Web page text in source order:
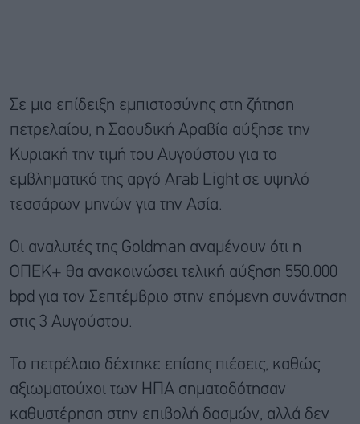
Σε μια επίδειξη εμπιστοσύνης στη ζήτηση
πετρελαίου, η Σαουδική Αραβία αύξησε την
Κυριακή την τιμή του Αυγούστου για το
εμβληματικό της αργό Arab Light σε υψηλό
τεσσάρων μηνών για την Ασία.
Οι αναλυτές της Goldman αναμένουν ότι η
ΟΠΕΚ+ θα ανακοινώσει τελική αύξηση 550.000
bpd για τον Σεπτέμβριο στην επόμενη συνάντηση
στις 3 Αυγούστου.
Το πετρέλαιο δέχτηκε επίσης πιέσεις, καθώς
αξιωματούχοι των ΗΠΑ σηματοδότησαν
καθυστέρηση στην επιβολή δασμών, αλλά δεν